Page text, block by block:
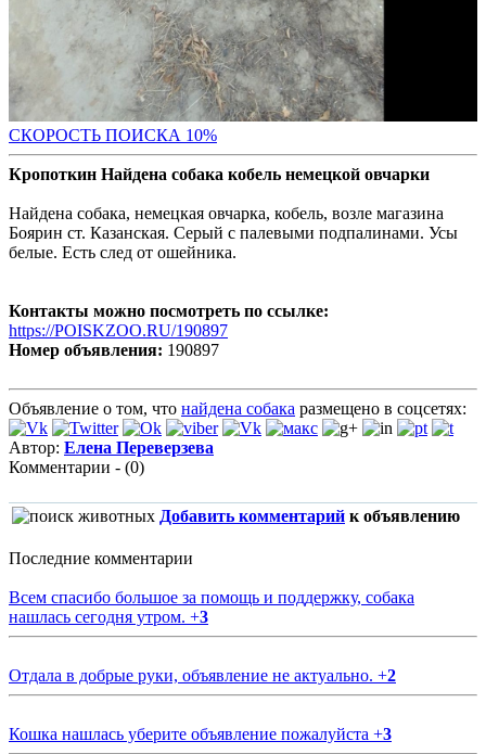
СКОРОСТЬ ПОИСКА 10%
Кропоткин Найдена собака кобель немецкой овчарки
Найдена собака, немецкая овчарка, кобель, возле магазина
Боярин ст. Казанская. Серый с палевыми подпалинами. Усы
белые. Есть след от ошейника.
Контакты можно посмотреть по ссылке:
https://POISKZOO.RU/190897
Номер объявления: 190897
Объявление о том, что найдена собака размещено в соцсетях:
Автор: Елена Переверзева
Комментарии - (0)
Добавить комментарий к объявлению
Последние комментарии
Всем спасибо большое за помощь и поддержку, собака
нашлась сегодня утром. +3
Отдала в добрые руки, объявление не актуально. +2
Кошка нашлась уберите объявление пожалуйста +3